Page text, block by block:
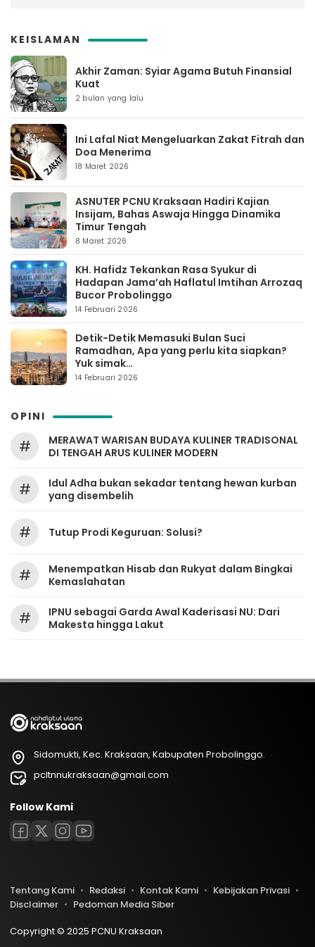
KEISLAMAN
Akhir Zaman: Syiar Agama Butuh Finansial
Kuat
2 bulan yang lalu
Ini Lafal Niat Mengeluarkan Zakat Fitrah dan
Doa Menerima
18 Maret 2026
ASNUTER PCNU Kraksaan Hadiri Kajian
Insijam, Bahas Aswaja Hingga Dinamika
Timur Tengah
8 Maret 2026
KH. Hafidz Tekankan Rasa Syukur di
Hadapan Jama’ah Haflatul Imtihan Arrozaq
Bucor Probolinggo
14 Februari 2026
Detik-Detik Memasuki Bulan Suci
Ramadhan, Apa yang perlu kita siapkan?
Yuk simak…
14 Februari 2026
OPINI
#
MERAWAT WARISAN BUDAYA KULINER TRADISONAL
DI TENGAH ARUS KULINER MODERN
#
Idul Adha bukan sekadar tentang hewan kurban
yang disembelih
# Tutup Prodi Keguruan: Solusi?
#
Menempatkan Hisab dan Rukyat dalam Bingkai
Kemaslahatan
#
IPNU sebagai Garda Awal Kaderisasi NU: Dari
Makesta hingga Lakut
Sidomukti, Kec. Kraksaan, Kabupaten Probolinggo.
pcltnnukraksaan@gmail.com
Follow Kami
Tentang Kami Redaksi Kontak Kami
Kebijakan Privasi
Disclaimer
Pedoman Media Siber
Copyright © 2025 PCNU Kraksaan